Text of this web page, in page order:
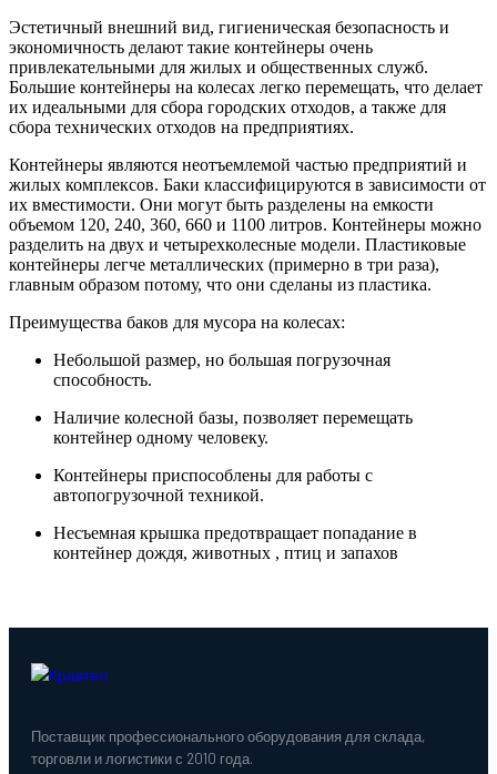
Эстетичный внешний вид, гигиеническая безопасность и
экономичность делают такие контейнеры очень
привлекательными для жилых и общественных служб.
Большие контейнеры на колесах легко перемещать, что делает
их идеальными для сбора городских отходов, а также для
сбора технических отходов на предприятиях.
Контейнеры являются неотъемлемой частью предприятий и
жилых комплексов. Баки классифицируются в зависимости от
их вместимости. Они могут быть разделены на емкости
объемом 120, 240, 360, 660 и 1100 литров. Контейнеры можно
разделить на двух и четырехколесные модели. Пластиковые
контейнеры легче металлических (примерно в три раза),
главным образом потому, что они сделаны из пластика.
Преимущества баков для мусора на колесах:
Небольшой размер, но большая погрузочная
способность.
Наличие колесной базы, позволяет перемещать
контейнер одному человеку.
Контейнеры приспособлены для работы с
автопогрузочной техникой.
Несъемная крышка предотвращает попадание в
контейнер дождя, животных , птиц и запахов
Поставщик профессионального оборудования для склада,
торговли и логистики с 2010 года.